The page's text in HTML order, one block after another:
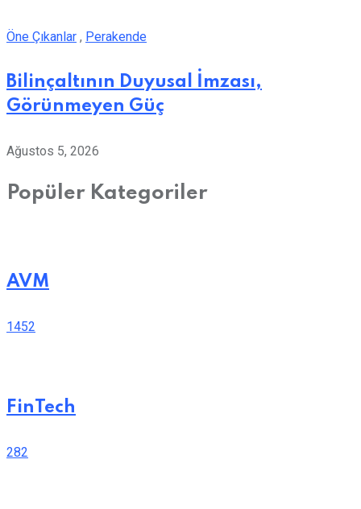
Öne Çıkanlar , Perakende
Bilinçaltının Duyusal İmzası,
Görünmeyen Güç
Ağustos 5, 2026
Popüler Kategoriler
AVM
1452
FinTech
282